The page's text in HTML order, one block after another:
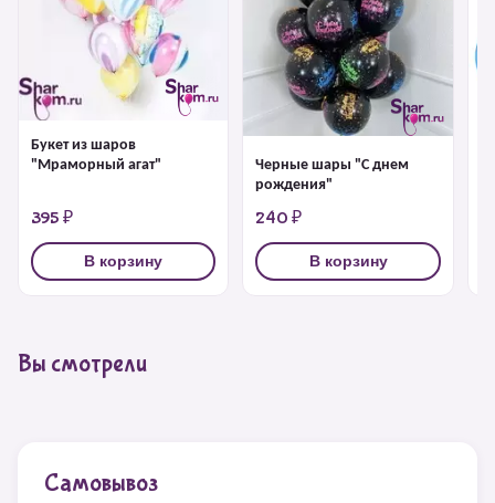
Букет из шаров
"Мраморный агат"
395 ₽
В корзину
Черные шары "С днем
рождения"
240 ₽
В корзину
Вы смотрели
Самовывоз